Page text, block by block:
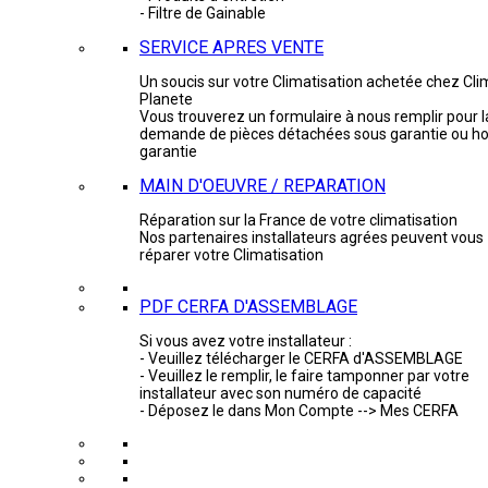
- Filtre de Gainable
SERVICE APRES VENTE
Un soucis sur votre Climatisation achetée chez
Planete
Vous trouverez un formulaire à nous remplir pour
demande de pièces détachées sous garantie ou
garantie
MAIN D'OEUVRE / REPARATION
Réparation sur la France de votre climatisation
Nos partenaires installateurs agrées peuvent vous
réparer votre Climatisation
PDF CERFA D'ASSEMBLAGE
Si vous avez votre installateur :
- Veuillez télécharger le CERFA d'ASSEMBLAGE
- Veuillez le remplir, le faire tamponner par votre
installateur avec son numéro de capacité
- Déposez le dans Mon Compte --> Mes CERFA